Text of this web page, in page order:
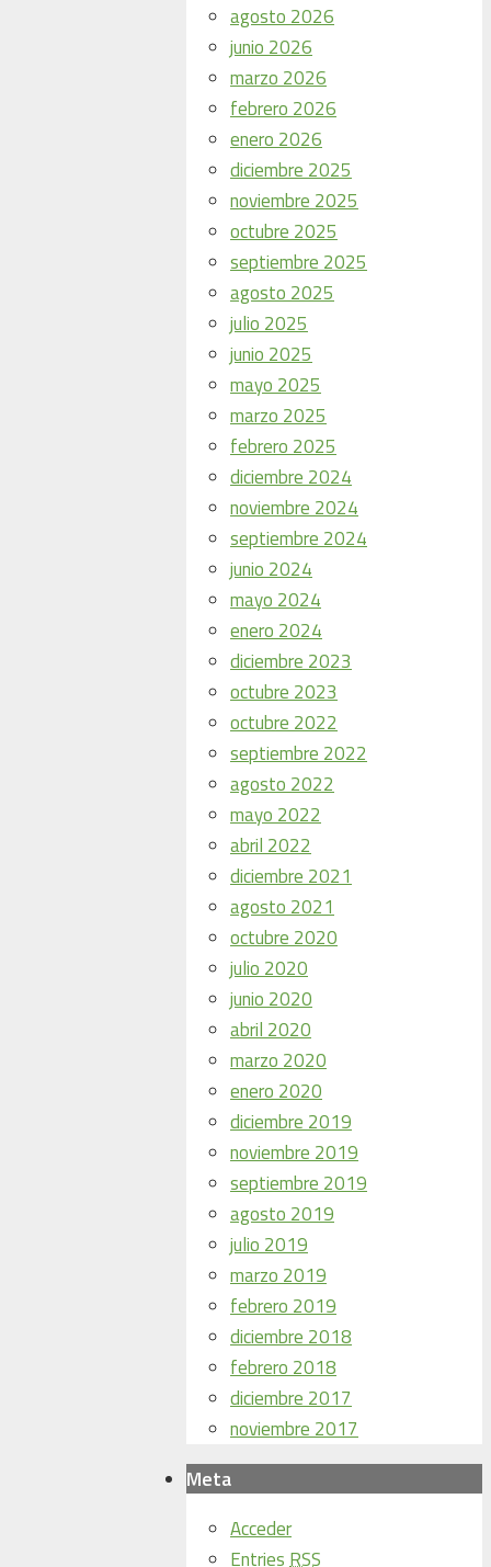
agosto 2026
junio 2026
marzo 2026
febrero 2026
enero 2026
diciembre 2025
noviembre 2025
octubre 2025
septiembre 2025
agosto 2025
julio 2025
junio 2025
mayo 2025
marzo 2025
febrero 2025
diciembre 2024
noviembre 2024
septiembre 2024
junio 2024
mayo 2024
enero 2024
diciembre 2023
octubre 2023
octubre 2022
septiembre 2022
agosto 2022
mayo 2022
abril 2022
diciembre 2021
agosto 2021
octubre 2020
julio 2020
junio 2020
abril 2020
marzo 2020
enero 2020
diciembre 2019
noviembre 2019
septiembre 2019
agosto 2019
julio 2019
marzo 2019
febrero 2019
diciembre 2018
febrero 2018
diciembre 2017
noviembre 2017
Meta
Acceder
EntriesRSS